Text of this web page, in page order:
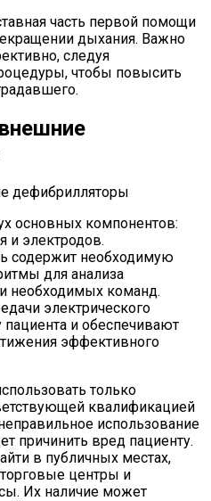
часть первой помощи
дыхания. Важно
следуя
чтобы повысить
основных компонентов:
и электродов.
содержит необходимую
для анализа
необходимых команд.
электрического
пациента и обеспечивают
эффективного
только
квалификацией
использование
причинить вред пациенту.
в публичных местах,
центры и
Их наличие может